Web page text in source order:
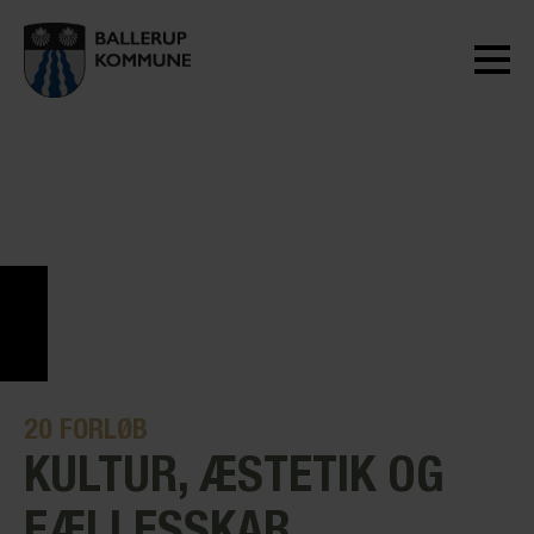
20 FORLØB
KULTUR, ÆSTETIK OG